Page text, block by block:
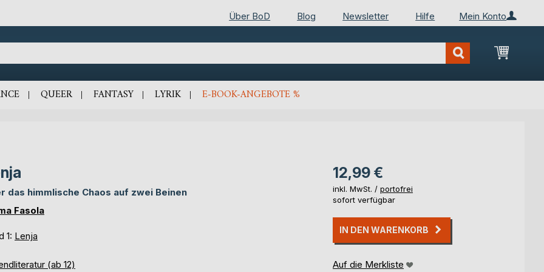
Mein Konto
Über BoD Blog Newsletter Hilfe
Mein
QUEER FANTASY LYRIK E-BOOK-ANGEBOTE %
das himmlische Chaos auf zwei Beinen
Fasola
1: Lenja
(ab 12)
12,99 €
inkl. MwSt. / portofrei
sofort verfügbar
IN DEN WARENKORB
Auf die Merkliste